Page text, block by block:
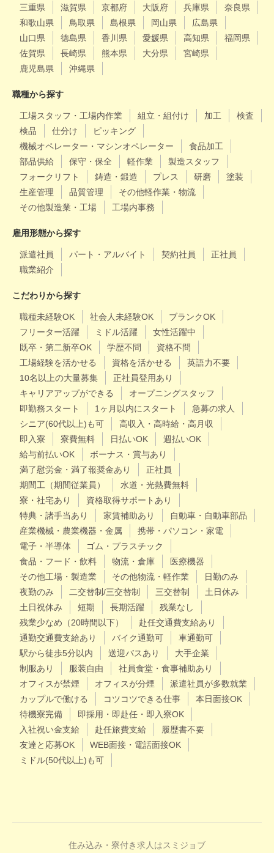
三重県
滋賀県 京都府 大阪府 兵庫県
奈良県
和歌山県
鳥取県 島根県 岡山県
広島県
山口県
徳島県 香川県 愛媛県 高知県
福岡県
佐賀県
長崎県 熊本県 大分県
宮崎県
鹿児島県
沖縄県
職種から探す
工場スタッフ・工場内作業 組立・組付け 加工
検査
検品
仕分け
ピッキング
機械オペレーター・マシンオペレーター
食品加工
部品供給
保守・保全 軽作業
製造スタッフ
フォークリフト
鋳造・鍛造 プレス 研磨
塗装
生産管理
品質管理
その他軽作業・物流
その他製造業・工場
工場内事務
雇用形態から探す
派遣社員 パート・アルバイト 契約社員
正社員
職業紹介
こだわりから探す
職種未経験OK 社会人未経験OK
ブランクOK
フリーター活躍
ミドル活躍
女性活躍中
既卒・第二新卒OK
学歴不問
資格不問
工場経験を活かせる
資格を活かせる
英語力不要
10名以上の大量募集
正社員登用あり
キャリアアップができる
オープニングスタッフ
即勤務スタート
1ヶ月以内にスタート
急募の求人
シニア(60代以上)も可
高収入・高時給・高月収
即入寮
寮費無料 日払いOK
週払いOK
給与前払いOK
ボーナス・賞与あり
満了慰労金・満了報奨金あり
正社員
期間工（期間従業員）
水道・光熱費無料
寮・社宅あり
資格取得サポートあり
特典・諸手当あり
家賃補助あり
自動車・自動車部品
産業機械・農業機器・金属
携帯・パソコン・家電
電子・半導体
ゴム・プラスチック
食品・フード・飲料
物流・倉庫
医療機器
その他工場・製造業
その他物流・軽作業
日勤のみ
夜勤のみ
二交替制/三交替制 三交替制
土日休み
土日祝休み
短期 長期活躍
残業なし
残業少なめ（20時間以下）
赴任交通費支給あり
通勤交通費支給あり
バイク通勤可
車通勤可
駅から徒歩5分以内
送迎バスあり
大手企業
制服あり
服装自由
社員食堂・食事補助あり
オフィスが禁煙
オフィスが分煙
派遣社員が多数就業
カップルで働ける
コツコツできる仕事
本日面接OK
待機寮完備
即採用・即赴任・即入寮OK
入社祝い金支給
赴任旅費支給
履歴書不要
友達と応募OK
WEB面接・電話面接OK
ミドル(50代以上)も可
住み込み・寮付き求人はスミジョブ